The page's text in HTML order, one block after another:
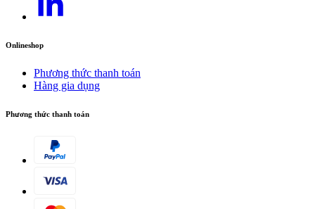
Onlineshop
Phương thức thanh toán
Hàng gia dụng
Phương thức thanh toán